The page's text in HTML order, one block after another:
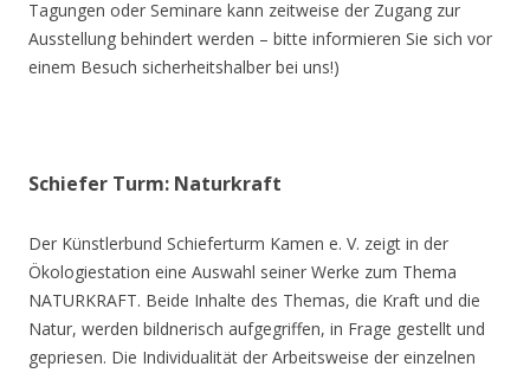
Tagungen oder Seminare kann zeitweise der Zugang zur
Ausstellung behindert werden – bitte informieren Sie sich vor
einem Besuch sicherheitshalber bei uns!)
Schiefer Turm: Naturkraft
Der Künstlerbund Schieferturm Kamen e. V. zeigt in der
Ökologiestation eine Auswahl seiner Werke zum Thema
NATURKRAFT. Beide Inhalte des Themas, die Kraft und die
Natur, werden bildnerisch aufgegriffen, in Frage gestellt und
gepriesen. Die Individualität der Arbeitsweise der einzelnen